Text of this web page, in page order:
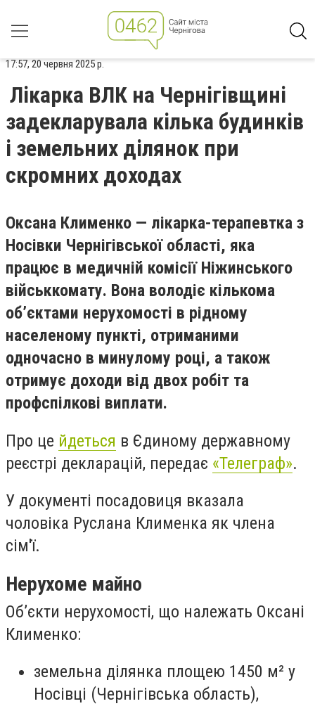
17:57, 20 червня 2025 р.
Лікарка ВЛК на Чернігівщині
задекларувала кілька будинків
і земельних ділянок при
скромних доходах
Оксана Клименко — лікарка-терапевтка з
Носівки Чернігівської області, яка
працює в медичній комісії Ніжинського
військкомату. Вона володіє кількома
об’єктами нерухомості в рідному
населеному пункті, отриманими
одночасно в минулому році, а також
отримує доходи від двох робіт та
профспілкові виплати.
Про це йдеться в Єдиному державному
реєстрі декларацій, передає «Телеграф».
У документі посадовиця вказала
чоловіка Руслана Клименка як члена
сім'ї.
Нерухоме майно
Об’єкти нерухомості, що належать Оксані
Клименко:
земельна ділянка площею 1450 м² у
Носівці (Чернігівська область),